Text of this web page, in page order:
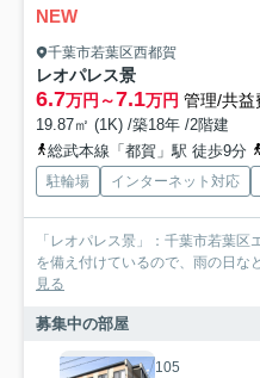
NEW
千葉市若葉区西都賀
レオパレス景
6.7万円～7.1万円 管理/共益
19.87㎡ (1K) /築18年 /2階建
総武本線「都賀」駅 徒歩9分
駐輪場 インターネット対応
「レオパレス景」：千葉市若葉
を備え付けているので、雨の日な
見る
募集中の部屋
105